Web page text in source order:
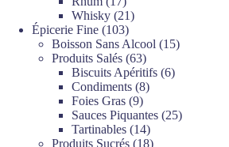
produits
Whisky 2121
Épicerie Fine 103103
produits
Boisson Sans Alcool 1515
Produits Salés 6363
produits
Biscuits Apéritifs 66
Condiments 88
Foies Gras 99
produits
Sauces Piquantes 2525
Tartinables 1414
produits
Produits Sucrés 1818